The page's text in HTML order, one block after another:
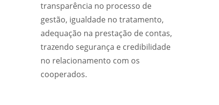
transparência no processo de
gestão, igualdade no tratamento,
adequação na prestação de contas,
trazendo segurança e credibilidade
no relacionamento com os
cooperados.